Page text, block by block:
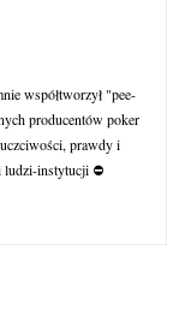
współtworzył "pee-
producentów poker
prawdy i
ludzi-instytucji ⛔